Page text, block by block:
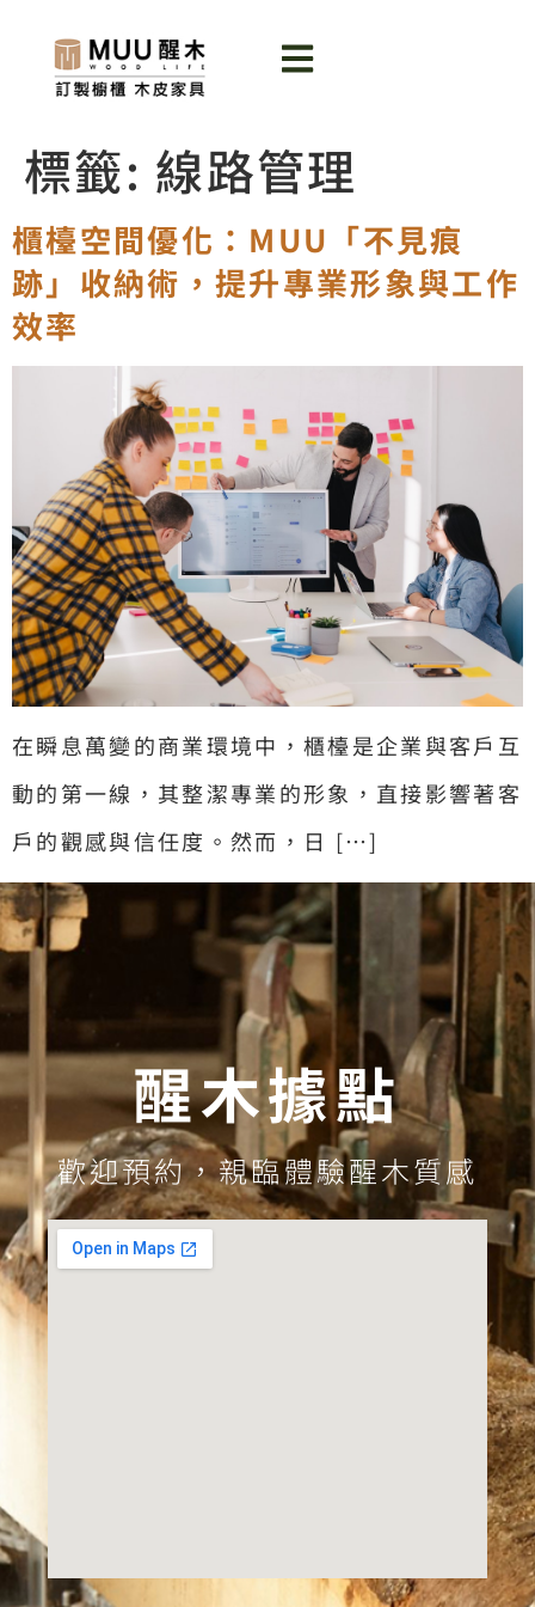
標籤: 線路管理
櫃檯空間優化：MUU「不見痕
跡」收納術，提升專業形象與工作
效率
在瞬息萬變的商業環境中，櫃檯是企業與客戶互
動的第一線，其整潔專業的形象，直接影響著客
戶的觀感與信任度。然而，日 […]
醒木據點
歡迎預約，親臨體驗醒木質感